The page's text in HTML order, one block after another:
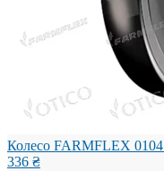
Колесо FARMFLEX
336 ₴